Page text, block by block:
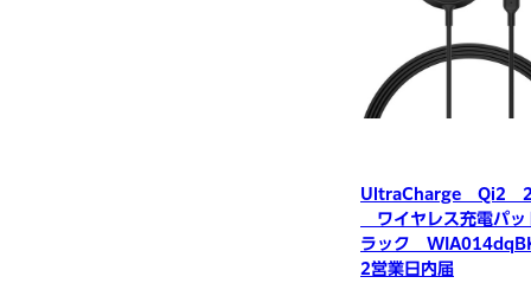
UltraCharge Qi2
ワイヤレス充電パ
ラック
2営業日内届